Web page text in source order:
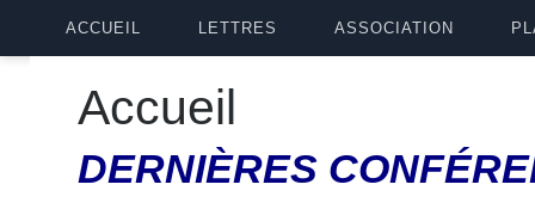
ACCUEIL LETTRES ASSOCIATION
Accueil
DERNIÈRES